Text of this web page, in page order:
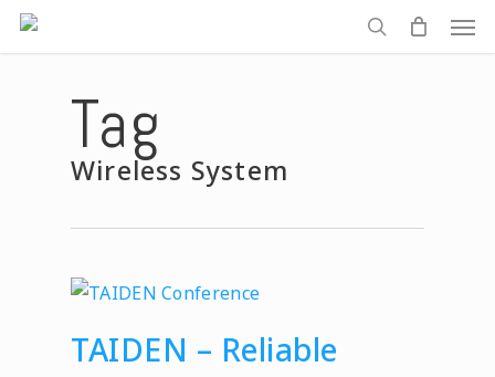
Skip
to
search
Tag
Wireless System
TAIDEN – Reliable